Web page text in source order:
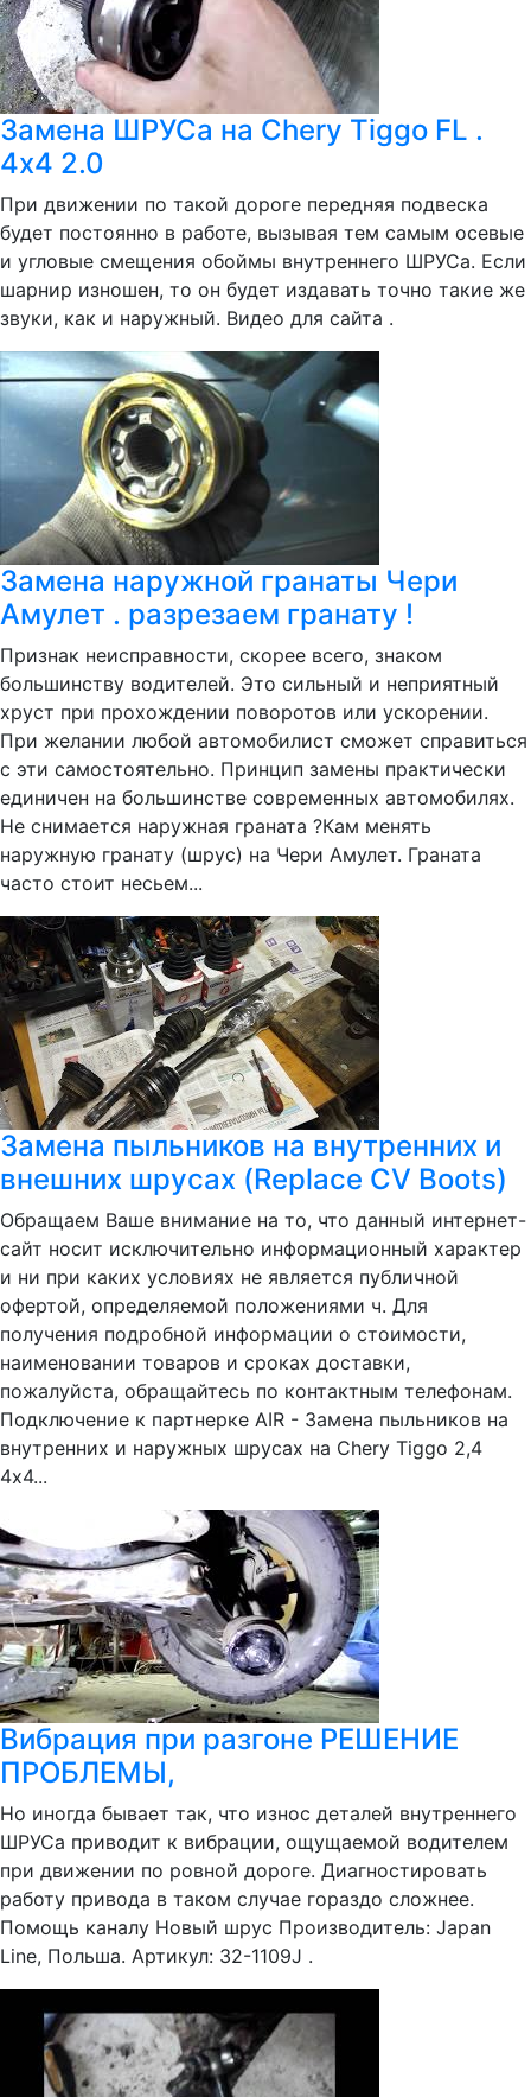
Замена ШРУСа на Chery Tiggo FL .
4х4 2.0
При движении по такой дороге передняя подвеска
будет постоянно в работе, вызывая тем самым осевые
и угловые смещения обоймы внутреннего ШРУСа. Если
шарнир изношен, то он будет издавать точно такие же
звуки, как и наружный. Видео для сайта .
Замена наружной гранаты Чери
Амулет . разрезаем гранату !
Признак неисправности, скорее всего, знаком
большинству водителей. Это сильный и неприятный
хруст при прохождении поворотов или ускорении.
При желании любой автомобилист сможет справиться
с эти самостоятельно. Принцип замены практически
единичен на большинстве современных автомобилях.
Не снимается наружная граната ?Кам менять
наружную гранату (шрус) на Чери Амулет. Граната
часто стоит несьем...
Замена пыльников на внутренних и
внешних шрусах (Replace CV Boots)
Обращаем Ваше внимание на то, что данный интернет-
сайт носит исключительно информационный характер
и ни при каких условиях не является публичной
офертой, определяемой положениями ч. Для
получения подробной информации о стоимости,
наименовании товаров и сроках доставки,
пожалуйста, обращайтесь по контактным телефонам.
Подключение к партнерке AIR - Замена пыльников на
внутренних и наружных шрусах на Chery Tiggo 2,4
4х4...
Вибрация при разгоне РЕШЕНИЕ
ПРОБЛЕМЫ,
Но иногда бывает так, что износ деталей внутреннего
ШРУСа приводит к вибрации, ощущаемой водителем
при движении по ровной дороге. Диагностировать
работу привода в таком случае гораздо сложнее.
Помощь каналу Новый шрус Производитель: Japan
Line, Польша. Артикул: 32-1109J .